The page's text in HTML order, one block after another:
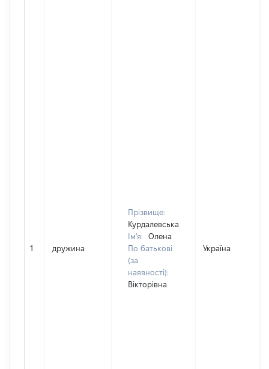
1 дружина
Прізвище:
Курдалевська
Ім'я:
Олена
По батькові
(за
наявності):
Вікторівна
Україна